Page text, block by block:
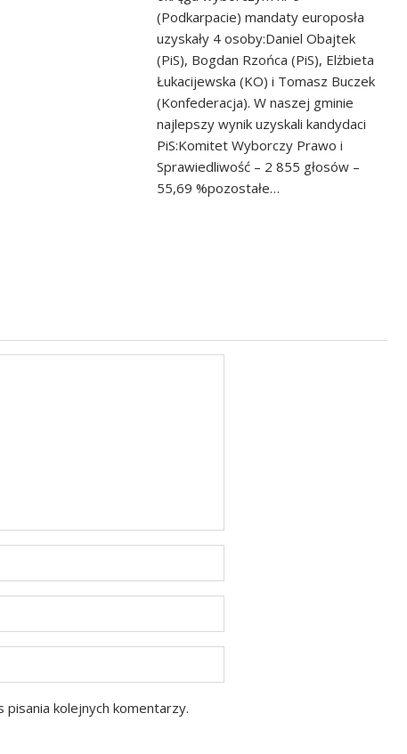
(Podkarpacie) mandaty europosła
uzyskały 4 osoby:Daniel Obajtek
(PiS), Bogdan Rzońca (PiS), Elżbieta
Łukacijewska (KO) i Tomasz Buczek
(Konfederacja). W naszej gminie
najlepszy wynik uzyskali kandydaci
PiS:Komitet Wyborczy Prawo i
Sprawiedliwość – 2 855 głosów –
55,69 %pozostałe…
kolejnych komentarzy.